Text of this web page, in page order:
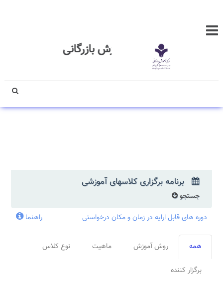
مرکز آموزش بازرگانی
برنامه برگزاری کلاسهای آموزشی
جستجو
دوره های قابل ارایه در زمان و مکان درخواستی
راهنما
همه روش آموزش ماهیت نوع کلاس
برگزار کننده